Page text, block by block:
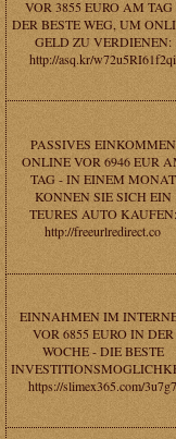
VOR 3855 EURO AM TAG
DER BESTE WEG, UM
GELD ZU VERDIENEN:
http://asq.kr/w72u5RI61f2qi
PASSIVES EINKOMMEN
ONLINE VOR 6946 EUR
TAG - IN EINEM MONAT
KONNEN SIE SICH EIN
TEURES AUTO KAUFEN:
http://freeurlredirect.co
EINNAHMEN IM
VOR 6855 EURO IN DER
WOCHE - DIE BESTE
https://slimex365.com/3u7g7